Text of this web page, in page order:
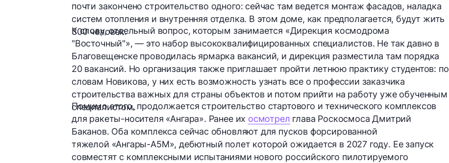
почти закончено строительство одного: сейчас там ведется монтаж фасадов, наладка
систем отопления и внутренняя отделка. В этом доме, как предполагается, будут жить
300 человек.
К слову, отдельный вопрос, которым занимается «Дирекция космодрома
"Восточный"», — это набор высококвалифицированных специалистов. Не так давно в
Благовещенске проводилась ярмарка вакансий, и дирекция разместила там порядка
20 вакансий. Но организация также приглашает пройти летнюю практику студентов: по
словам Новикова, у них есть возможность узнать все о профессии заказчика
строительства важных для страны объектов и потом прийти на работу уже обученным
специалистом.
Помимо этого, продолжается строительство стартового и технического комплексов
для ракеты-носителя «Ангара». Ранее их осмотрел глава РоскосмосаДмитрий
Баканов. Оба комплекса сейчас обновляют для пусков форсированной
тяжелой «Ангары-А5М», дебютный полет которой ожидается в 2027 году. Ее запуск
совместят с комплексными испытаниями нового российского пилотируемого